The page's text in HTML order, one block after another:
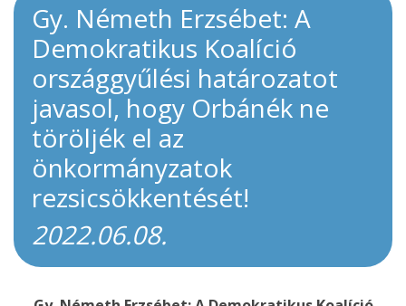
Gy. Németh Erzsébet: A
Demokratikus Koalíció
országgyűlési határozatot
javasol, hogy Orbánék ne
töröljék el az
önkormányzatok
rezsicsökkentését!
2022.06.08.